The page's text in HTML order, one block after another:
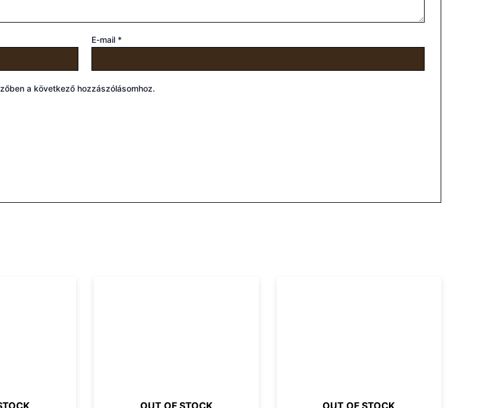
E-mail *
a következő hozzászólásomhoz.
OUT OF STOCK OUT OF STOCK